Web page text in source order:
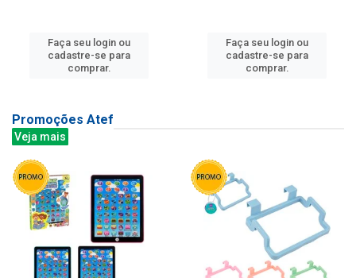
Faça seu login ou
cadastre-se para
comprar.
Faça seu login ou
cadastre-se para
comprar.
Promoções Atef
Veja mais